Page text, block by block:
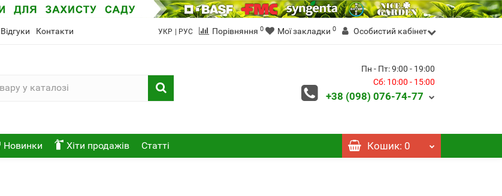
Відгуки Контакти УКР | РУС Порівняння 0 Мої закладки 0 Особистий кабінет
Пн - Пт: 9:00 - 19:00
Сб: 10:00 - 15:00
+38 (098) 076-74-77
Новинки Хіти продажів Статті Кошик: 0